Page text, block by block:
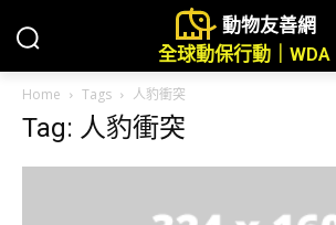
動物友善網
全球動保行動｜WDA
Home Tags 人豹衝突
Tag: 人豹衝突